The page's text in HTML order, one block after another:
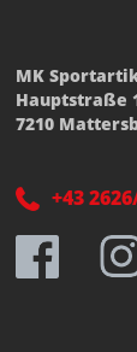
MK
Hauptstraße
7210
+43